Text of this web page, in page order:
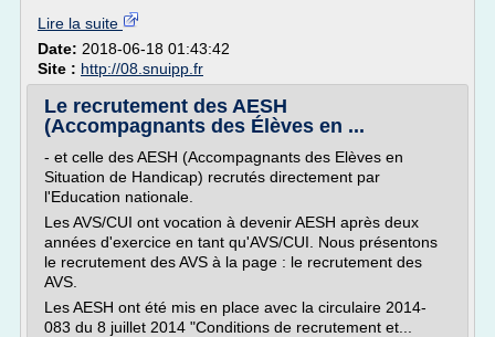
Lire la suite
Date: 2018-06-18 01:43:42
Site : http://08.snuipp.fr
Le recrutement des AESH
(Accompagnants des Élèves en ...
- et celle des AESH (Accompagnants des Elèves en
Situation de Handicap) recrutés directement par
l'Education nationale.
Les AVS/CUI ont vocation à devenir AESH après deux
années d'exercice en tant qu'AVS/CUI. Nous présentons
le recrutement des AVS à la page : le recrutement des
AVS.
Les AESH ont été mis en place avec la circulaire 2014-
083 du 8 juillet 2014 "Conditions de recrutement et...